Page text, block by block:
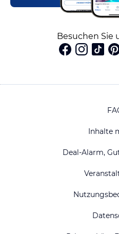
Besuchen Sie
Inhalte
Deal-Alarm,